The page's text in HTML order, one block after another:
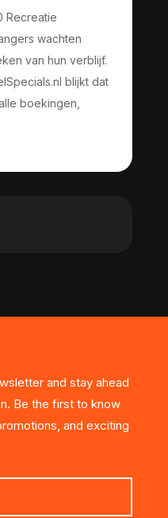
Recreatie
wachten
van hun verblijf.
blijkt dat
boekingen,
and stay ahead
Be the first to know
and exciting